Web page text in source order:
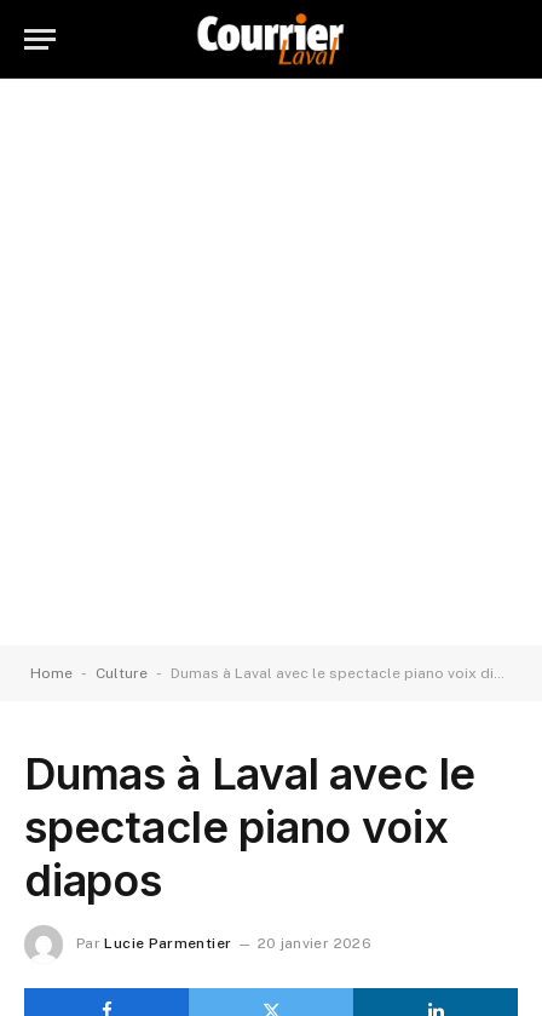
Home - Culture - Dumas à Laval avec le spectacle piano voix diapos
Dumas à Laval avec le
spectacle piano voix
diapos
Par Lucie Parmentier 20 janvier 2026